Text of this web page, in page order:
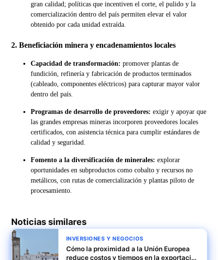
gran calidad; políticas que incentiven el corte, el pulido y la
comercialización dentro del país permiten elevar el valor
obtenido por cada unidad extraída.
2. Beneficiación minera y encadenamientos locales
Capacidad de transformación: promover plantas de
fundición, refinería y fabricación de productos terminados
(cableado, componentes eléctricos) para capturar mayor valor
dentro del país.
Programas de desarrollo de proveedores: exigir y apoyar que
las grandes empresas mineras incorporen proveedores locales
certificados, con asistencia técnica para cumplir estándares de
calidad y seguridad.
Fomento a la diversificación de minerales: explorar
oportunidades en subproductos como cobalto y recursos no
metálicos, con rutas de comercialización y plantas piloto de
procesamiento.
Noticias similares
INVERSIONES Y NEGOCIOS
Cómo la proximidad a la Unión Europea
reduce costos y tiempos en la exportación